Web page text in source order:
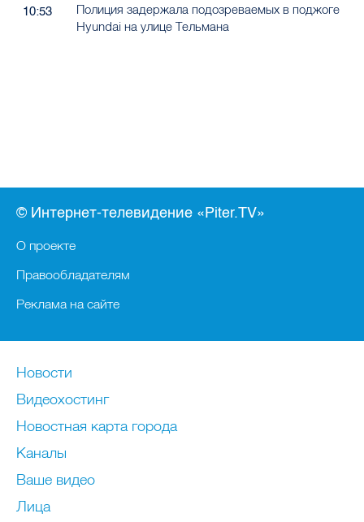
10:53
Полиция задержала подозреваемых в поджоге
Hyundai на улице Тельмана
© Интернет-телевидение «Piter.TV»
О проекте
Правообладателям
Реклама на сайте
Новости
Видеохостинг
Новостная карта города
Каналы
Ваше видео
Лица